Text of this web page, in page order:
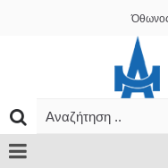
Όθωνος